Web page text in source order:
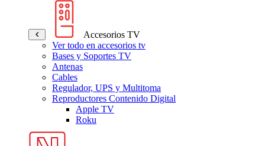
Accesorios TV
Ver todo en accesorios tv
Bases y Soportes TV
Antenas
Cables
Regulador, UPS y Multitoma
Reproductores Contenido Digital
Apple TV
Roku